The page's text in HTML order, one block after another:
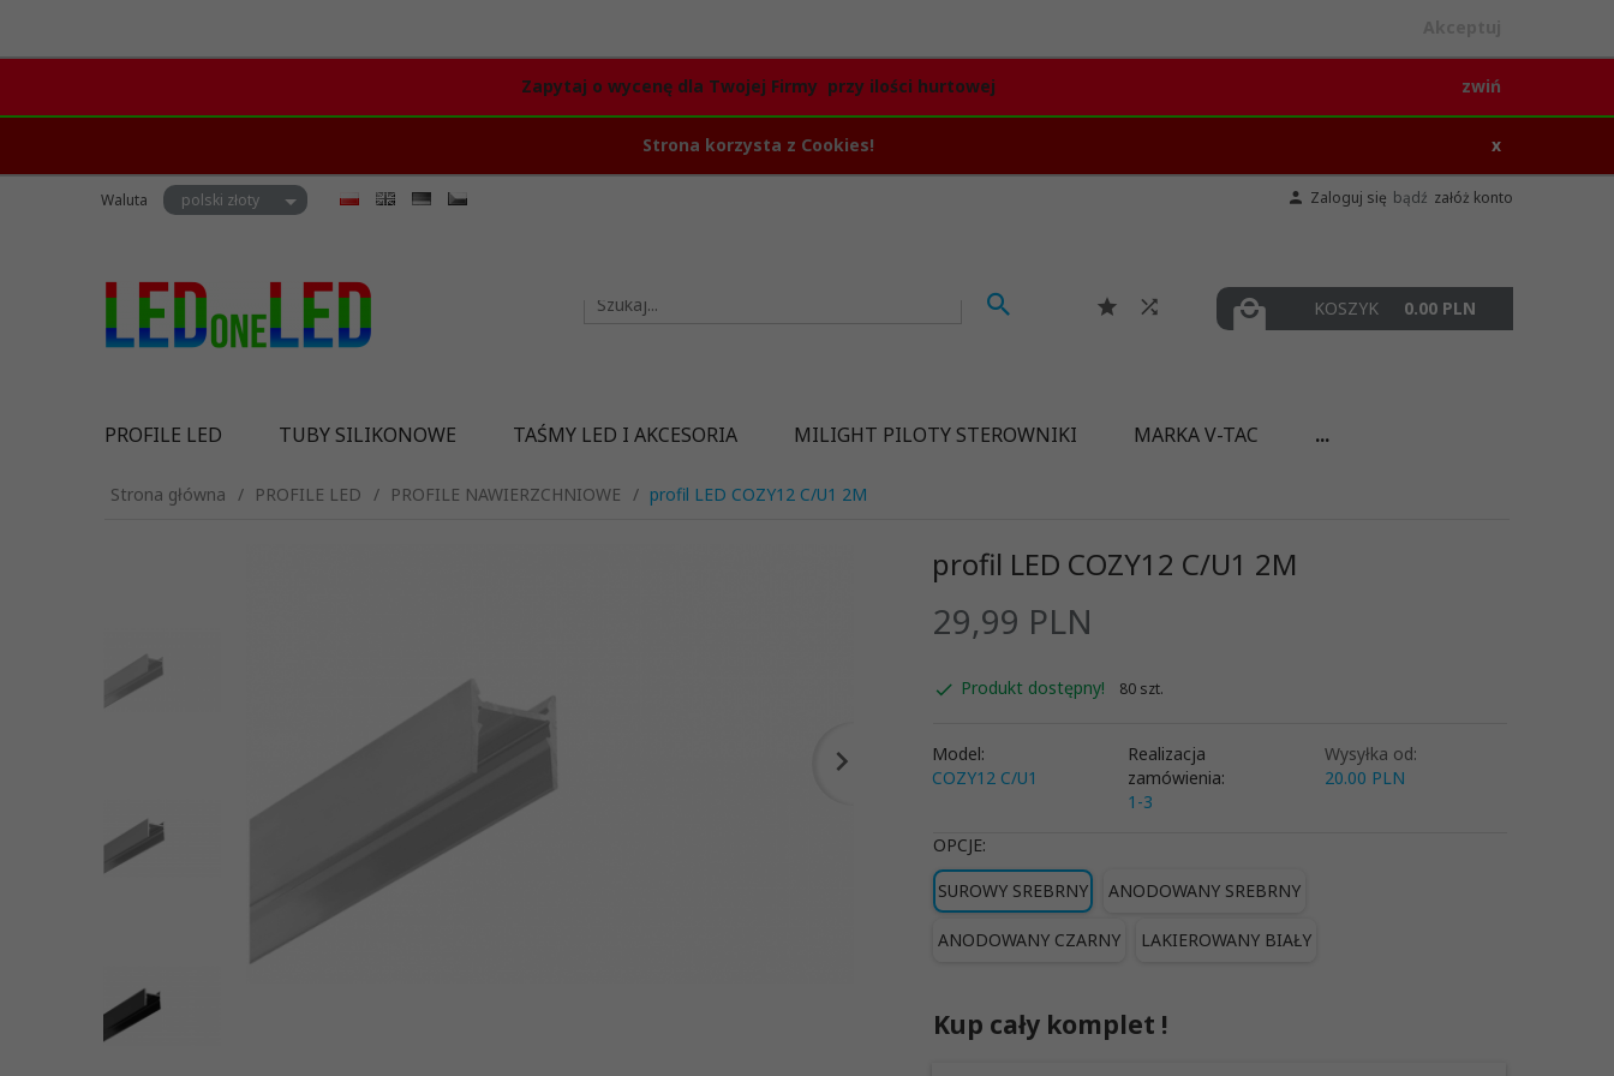
Zapytaj o wycenę dla Twojej Firmy przy ilości hurtowej zwiń
Strona korzysta z Cookies! x
Waluta currency_h
polski złoty Zaloguj się bądź załóż konto
KOSZYK 0.00PLN
PROFILE LED TUBY SILIKONOWE TAŚMY LED I AKCESORIA MILIGHT PILOTY STEROWNIKI MARKA V-TAC ...
Strona główna PROFILE LED PROFILE NAWIERZCHNIOWE profil LED COZY12 C/U1 2M
profil LED COZY12 C/U1 2M
29,99 PLN
Produkt dostępny! 80 szt.
Model:
COZY12 C/U1
Realizacja
zamówienia:
1-3
Wysyłka od:
20.00 PLN
OPCJE:
SUROWY SREBRNY
ANODOWANY SREBRNY
ANODOWANY CZARNY LAKIEROWANY BIAŁY
Kup cały komplet !